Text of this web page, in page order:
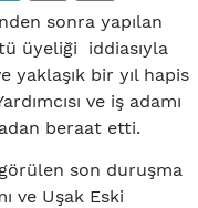
sonra yapılan
üyeliği iddiasıyla
yaklaşık bir yıl hapis
ve iş adamı
beraat etti.
son duruşma
ve Uşak Eski